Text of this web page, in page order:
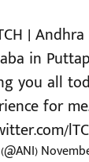
|
in
you all
for